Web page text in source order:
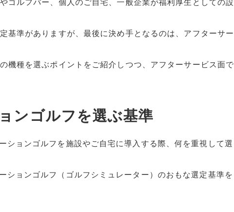
ゴルフバー、個人のご自宅、一般企業が福利厚生としての設
基準がありますが、最後に決め手となるのは、アフターサー
機種を選ぶポイントをご紹介しつつ、アフターサービス面で
ンゴルフを選ぶ基準
ションゴルフを施設やご自宅に導入する際、何を重視して選
ションゴルフ（ゴルフシミュレーター）のおもな選定基準を